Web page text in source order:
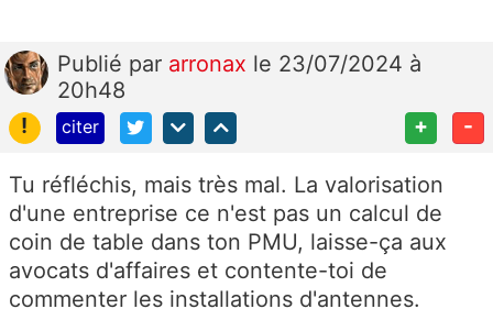
Publié par arronax le 23/07/2024 à
20h48
!
citer + -
Tu réfléchis, mais très mal. La valorisation
d'une entreprise ce n'est pas un calcul de
coin de table dans ton PMU, laisse-ça aux
avocats d'affaires et contente-toi de
commenter les installations d'antennes.